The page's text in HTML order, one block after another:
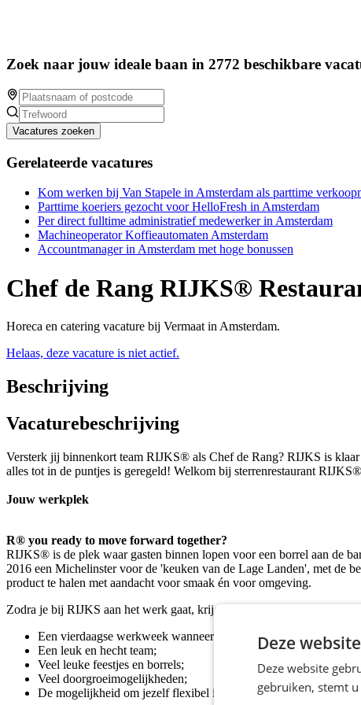
Zoek naar jouw ideale baan in 2772 beschikbare
Vacatures zoeken
Gerelateerde vacatures
Kom werken bij Van Stapele in Amsterdam als parttime
Parttime koeriers gezocht voor HelloFresh in Amsterdam
Per direct fulltime administratief medewerker in Amsterdam
Machineoperator Koffieautomaten Amsterdam
Accountmanager in Amsterdam met hoge bonussen
Chef de Rang RIJKS®
Horeca en catering vacature bij Vermaat in Amsterdam.
Helaas, deze vacature is niet actief.
Beschrijving
Vacaturebeschrijving
Versterk jij binnenkort team RIJKS® als Chef de Rang? RIJKS is
alles tot in de puntjes is geregeld! Welkom bij sterrenrestaurant
Jouw werkplek
R® you ready to move forward together?
RIJKS® is de plek waar gasten binnen lopen voor een borrel aan de
2016 een Michelinster voor de 'keuken van de Lage Landen', met de
product te halen met aandacht voor smaak én voor omgeving.
Zodra je bij RIJKS aan het werk gaat, krijg je niet alleen een goed
Een vierdaagse werkweek wanneer je fulltime werkt;
Een leuk en hecht team;
Veel leuke feestjes en borrels;
Veel doorgroeimogelijkheden;
De mogelijkheid om jezelf flexibel in te plannen!
Deze
Deze website
gebruiken, stemt